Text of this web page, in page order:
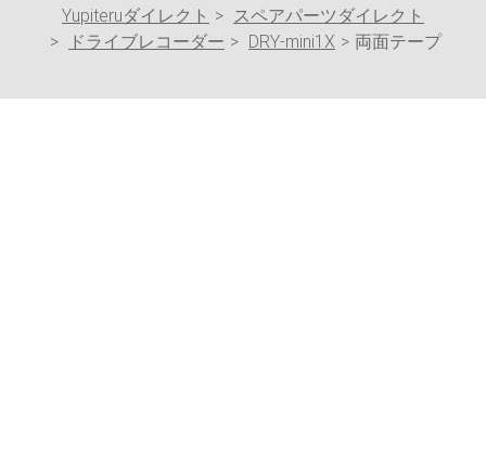
Yupiteruダイレクト
スペアパーツダイレクト
ドライブレコーダー
DRY-mini1X 両面テープ